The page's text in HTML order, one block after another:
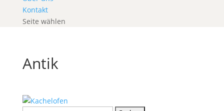
Kontakt
Seite wählen
Antik